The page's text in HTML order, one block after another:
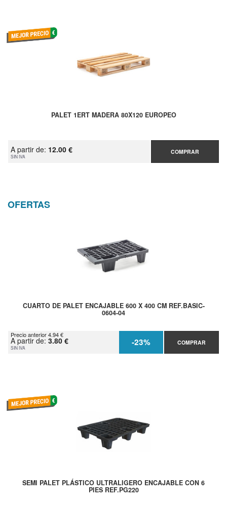
PALET 1ERT MADERA 80X120 EUROPEO
A partir de: 12.00 €
SIN IVA
COMPRAR
OFERTAS
CUARTO DE PALET ENCAJABLE 600 X 400 CM REF.BASIC-
0604-04
Precio anterior 4.94 €
A partir de: 3.80 €
SIN IVA -23% COMPRAR
SEMI PALET PLÁSTICO ULTRALIGERO ENCAJABLE CON 6
PIES REF.PG220